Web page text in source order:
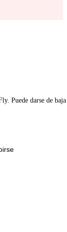
Puede darse de baja